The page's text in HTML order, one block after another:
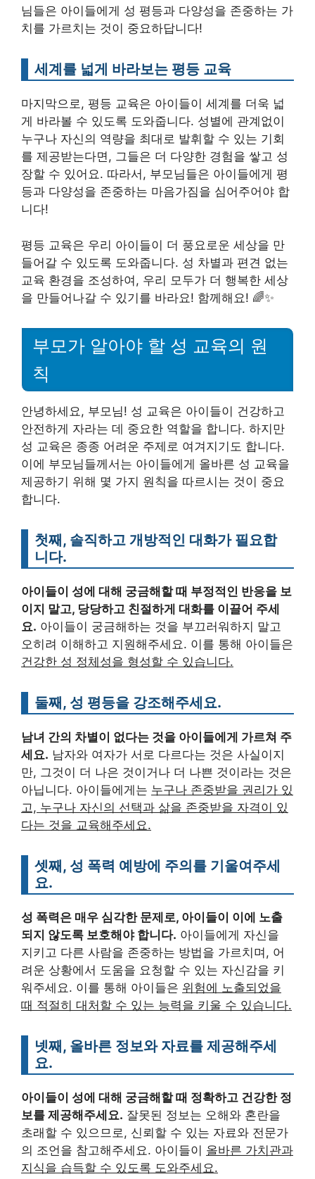
님들은 아이들에게 성 평등과 다양성을 존중하는 가
치를 가르치는 것이 중요하답니다!
세계를 넓게 바라보는 평등 교육
마지막으로, 평등 교육은 아이들이 세계를 더욱 넓
게 바라볼 수 있도록 도와줍니다. 성별에 관계없이
누구나 자신의 역량을 최대로 발휘할 수 있는 기회
를 제공받는다면, 그들은 더 다양한 경험을 쌓고 성
장할 수 있어요. 따라서, 부모님들은 아이들에게 평
등과 다양성을 존중하는 마음가짐을 심어주어야 합
니다!
평등 교육은 우리 아이들이 더 풍요로운 세상을 만
들어갈 수 있도록 도와줍니다. 성 차별과 편견 없는
교육 환경을 조성하여, 우리 모두가 더 행복한 세상
을 만들어나갈 수 있기를 바라요! 함께해요! 🌈✨
부모가 알아야 할 성 교육의 원
칙
안녕하세요, 부모님! 성 교육은 아이들이 건강하고
안전하게 자라는 데 중요한 역할을 합니다. 하지만
성 교육은 종종 어려운 주제로 여겨지기도 합니다.
이에 부모님들께서는 아이들에게 올바른 성 교육을
제공하기 위해 몇 가지 원칙을 따르시는 것이 중요
합니다.
첫째, 솔직하고 개방적인 대화가 필요합
니다.
아이들이 성에 대해 궁금해할 때 부정적인 반응을 보
이지 말고, 당당하고 친절하게 대화를 이끌어 주세
요. 아이들이 궁금해하는 것을 부끄러워하지 말고
오히려 이해하고 지원해주세요. 이를 통해 아이들은
건강한 성 정체성을 형성할 수 있습니다.
둘째, 성 평등을 강조해주세요.
남녀 간의 차별이 없다는 것을 아이들에게 가르쳐 주
세요. 남자와 여자가 서로 다르다는 것은 사실이지
만, 그것이 더 나은 것이거나 더 나쁜 것이라는 것은
아닙니다. 아이들에게는 누구나 존중받을 권리가 있
고, 누구나 자신의 선택과 삶을 존중받을 자격이 있
다는 것을 교육해주세요.
셋째, 성 폭력 예방에 주의를 기울여주세
요.
성 폭력은 매우 심각한 문제로, 아이들이 이에 노출
되지 않도록 보호해야 합니다. 아이들에게 자신을
지키고 다른 사람을 존중하는 방법을 가르치며, 어
려운 상황에서 도움을 요청할 수 있는 자신감을 키
워주세요. 이를 통해 아이들은 위험에 노출되었을
때 적절히 대처할 수 있는 능력을 키울 수 있습니다.
넷째, 올바른 정보와 자료를 제공해주세
요.
아이들이 성에 대해 궁금해할 때 정확하고 건강한 정
보를 제공해주세요. 잘못된 정보는 오해와 혼란을
초래할 수 있으므로, 신뢰할 수 있는 자료와 전문가
의 조언을 참고해주세요. 아이들이 올바른 가치관과
지식을 습득할 수 있도록 도와주세요.